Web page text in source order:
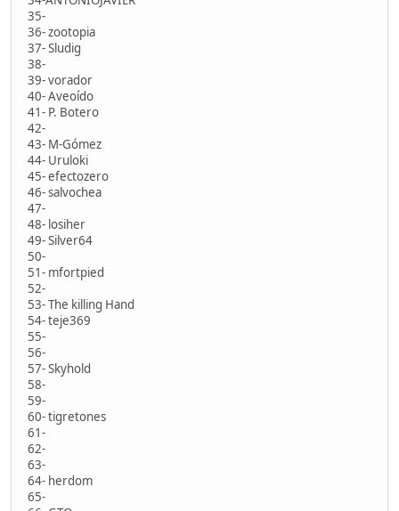
35-
36- zootopia
37- Sludig
38-
39- vorador
40- Aveoído
41- P. Botero
42-
43- M-Gómez
44- Uruloki
45- efectozero
46- salvochea
47-
48- losiher
49- Silver64
50-
51- mfortpied
52-
53- The killing Hand
54- teje369
55-
56-
57- Skyhold
58-
59-
60- tigretones
61-
62-
63-
64- herdom
65-